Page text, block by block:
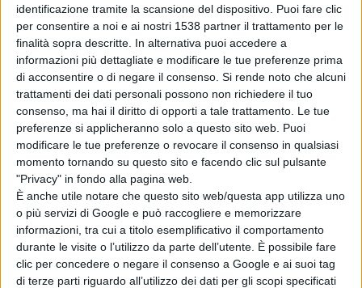
identificazione tramite la scansione del dispositivo. Puoi fare clic
per consentire a noi e ai nostri 1538 partner il trattamento per le
finalità sopra descritte. In alternativa puoi accedere a
informazioni più dettagliate e modificare le tue preferenze prima
di acconsentire o di negare il consenso. Si rende noto che alcuni
trattamenti dei dati personali possono non richiedere il tuo
consenso, ma hai il diritto di opporti a tale trattamento. Le tue
preferenze si applicheranno solo a questo sito web. Puoi
modificare le tue preferenze o revocare il consenso in qualsiasi
momento tornando su questo sito e facendo clic sul pulsante
"Privacy" in fondo alla pagina web.
È anche utile notare che questo sito web/questa app utilizza uno
o più servizi di Google e può raccogliere e memorizzare
informazioni, tra cui a titolo esemplificativo il comportamento
durante le visite o l’utilizzo da parte dell’utente. È possibile fare
clic per concedere o negare il consenso a Google e ai suoi tag
di terze parti riguardo all’utilizzo dei dati per gli scopi specificati
pareti vuote» -.
Scritto dalla stessa cantautrice milanese ripercorrendo
un’esperienza personale vissuta anni fa, “Scusa” è la
trasposizione in musica di una serie di tentativi di
riappacificazione e riconquista andati vani, che non
cancellano né la gioia né il dolore dei trascorsi a due
anime, ma rivelano, con lo scorrere del tempo,
l’esigenza di mettere un punto effettivo a capitoli ormai
conclusi, per voltare pagina con un ritrovato e
imprescindibile amor proprio.